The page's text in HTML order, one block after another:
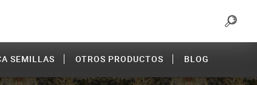
SEMILLAS OTROS PRODUCTOS BLOG